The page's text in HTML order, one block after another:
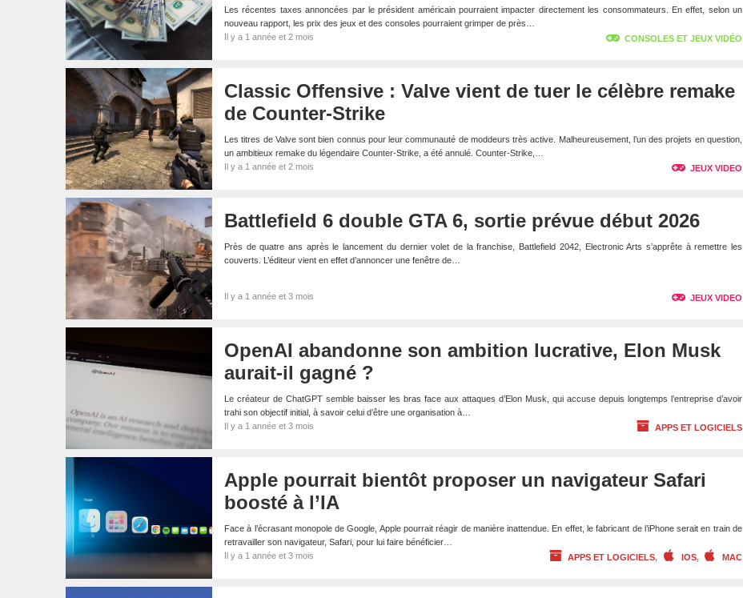
Les récentes taxes annoncées par le président américain pourraient impacter directement les consommateurs. En effet, selon un
nouveau rapport, les prix des jeux et des consoles pourraient grimper de près…
Il y a 1 année et 2 mois
CONSOLES ET JEUX VIDÉO
Classic Offensive : Valve vient de tuer le célèbre remake
de Counter-Strike
Les titres de Valve sont bien connus pour leur communauté de moddeurs très active. Malheureusement, l’un des projets en question,
un ambitieux remake du légendaire Counter-Strike, a été annulé. Counter-Strike,…
Il y a 1 année et 2 mois
JEUX VIDEO
Battlefield 6 double GTA 6, sortie prévue début 2026
Près de quatre ans après le lancement du dernier volet de la franchise, Battlefield 2042, Electronic Arts s’apprête à remettre les
couverts. L’éditeur vient en effet d’annoncer une fenêtre de…
Il y a 1 année et 3 mois JEUX VIDEO
OpenAI abandonne son ambition lucrative, Elon Musk
aurait-il gagné ?
Le créateur de ChatGPT semble baisser les bras face aux attaques d’Elon Musk, qui accuse depuis longtemps l’entreprise d’avoir
trahi son objectif initial, à savoir celui d’être une organisation à…
Il y a 1 année et 3 mois
APPS ET LOGICIELS
Apple pourrait bientôt proposer un navigateur Safari
boosté à l’IA
Face à l’écrasant monopole de Google, Apple pourrait réagir de manière inattendue. En effet, le fabricant de l’iPhone serait en train de
retravailler son navigateur, Safari, pour lui faire bénéficier…
Il y a 1 année et 3 mois
APPS ET LOGICIELS, IOS, MAC